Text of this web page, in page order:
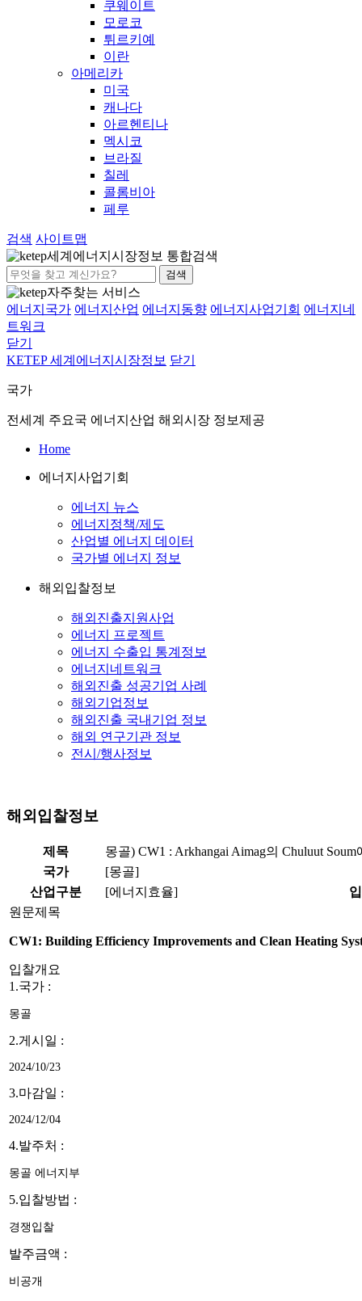
쿠웨이트
모로코
튀르키예
이란
아메리카
미국
캐나다
아르헨티나
멕시코
브라질
칠레
콜롬비아
페루
검색 사이트맵
세계에너지시장정보 통합검색
검색
자주찾는 서비스
에너지국가 에너지산업 에너지동향 에너지사업기회 에너지네
트워크
닫기
KETEP 세계에너지시장정보 닫기
국가
전세계 주요국 에너지산업 해외시장 정보제공
Home
에너지사업기회
에너지 뉴스
에너지정책/제도
산업별 에너지 데이터
국가별 에너지 정보
해외입찰정보
해외진출지원사업
에너지 프로젝트
에너지 수출입 통계정보
에너지네트워크
해외진출 성공기업 사례
해외기업정보
해외진출 국내기업 정보
해외 연구기관 정보
전시/행사정보
해외입찰정보
제목
몽골) CW1 : Arkhangai Aimag의 Chuluut
국가
[몽골]
산업구분
[에너지효율]
원문제목
CW1: Building Efficiency Improvements and Clean Heating
입찰개요
1.국가 :
몽골
2.게시일 :
2024/10/23
3.마감일 :
2024/12/04
4.발주처 :
몽골 에너지부
5.입찰방법 :
경쟁입찰
발주금액 :
비공개